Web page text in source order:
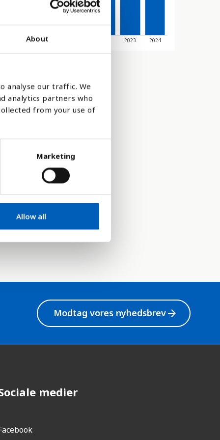
About
analyse our traffic. We
analytics partners who
from your use of
Marketing
Allow all
2019 2023 2024
nå målet
Modtag vores nyhedsbrevarrow_forward
medier